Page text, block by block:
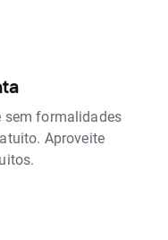
sem formalidades
Aproveite